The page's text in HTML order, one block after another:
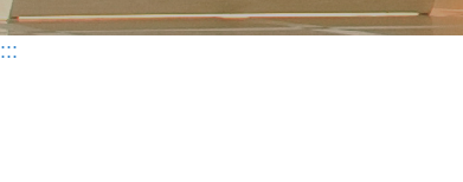
:::